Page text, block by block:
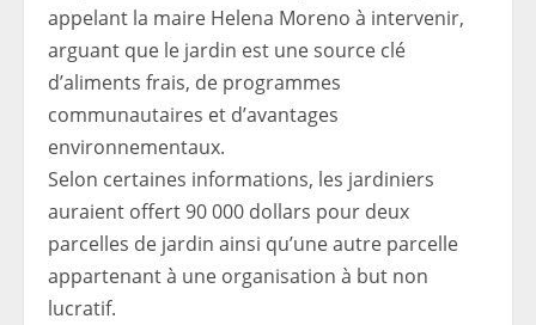
appelant la maire Helena Moreno à intervenir,
arguant que le jardin est une source clé
d’aliments frais, de programmes
communautaires et d’avantages
environnementaux.
Selon certaines informations, les jardiniers
auraient offert 90 000 dollars pour deux
parcelles de jardin ainsi qu’une autre parcelle
appartenant à une organisation à but non
lucratif.